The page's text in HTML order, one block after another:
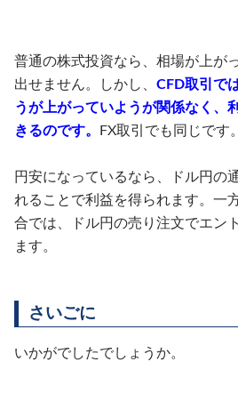
普通の株式投資なら、相場が上が
出せません。しかし、 CFD取引で
うが上がっていようが関係なく、
きるのです。
FX取引でも同じです。
円安になっているなら、ドル円の
れることで利益を得られます。一
合では、ドル円の売り注文でエン
ます。
さいごに
いかがでしたでしょうか。